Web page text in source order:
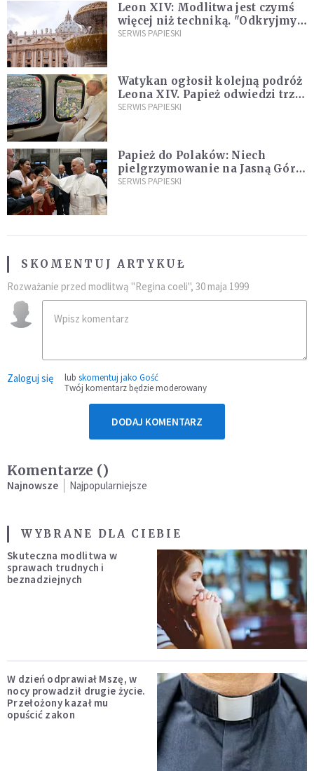
Leon XIV: Modlitwa jest czymś
więcej niż techniką. "Odkryjmy
ją na nowo"
SERWIS PAPIESKI
Watykan ogłosił kolejną podróż
Leona XIV. Papież odwiedzi trzy
kraje Ameryki Południowej
SERWIS PAPIESKI
Papież do Polaków: Niech
pielgrzymowanie na Jasną Górę
umocni wiarę i nadzieję
SERWIS PAPIESKI
SKOMENTUJ ARTYKUŁ
Rozważanie przed modlitwą "Regina coeli", 30 maja 1999
Zaloguj się lub skomentuj jako Gość
Twój komentarz będzie moderowany
DODAJ KOMENTARZ
Komentarze ()
Najnowsze Najpopularniejsze
WYBRANE DLA CIEBIE
Skuteczna modlitwa w
sprawach trudnych i
beznadziejnych
W dzień odprawiał Mszę, w
nocy prowadził drugie życie.
Przełożony kazał mu
opuścić zakon